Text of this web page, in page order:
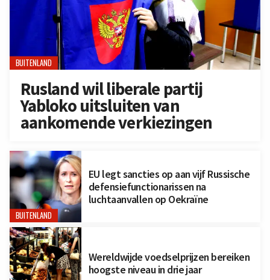
BUITENLAND
Rusland wil liberale partij
Yabloko uitsluiten van
aankomende verkiezingen
BUITENLAND
EU legt sancties op aan vijf Russische
defensiefunctionarissen na
luchtaanvallen op Oekraïne
Wereldwijde voedselprijzen bereiken
hoogste niveau in drie jaar